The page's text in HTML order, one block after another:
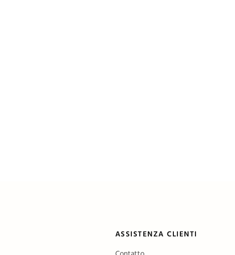
ASSISTENZA CLIENTI